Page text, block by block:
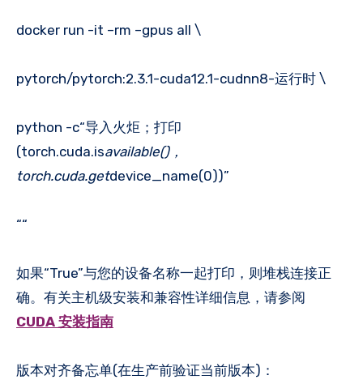
docker run -it –rm –gpus all \
pytorch/pytorch:2.3.1-cuda12.1-cudnn8-运行时 \
python -c“导入火炬；打印
(torch.cuda.isavailable()，
torch.cuda.getdevice_name(0))”
““
如果“True”与您的设备名称一起打印，则堆栈连接正
确。有关主机级安装和兼容性详细信息，请参阅
CUDA 安装指南
版本对齐备忘单(在生产前验证当前版本)：